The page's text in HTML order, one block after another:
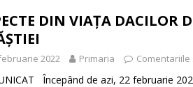
A DEȘEURILOR ELECTRICE!
STIRI
Deva-Terra
de selectare a deșeurilor la nivelul comunei
DIN VIAȚA DACILOR
2022 Primaria
Începând de azi, 22 februarie